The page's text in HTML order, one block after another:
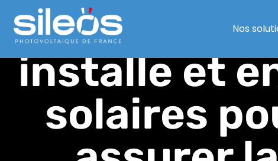
Nos
Comment
installe et
solaires